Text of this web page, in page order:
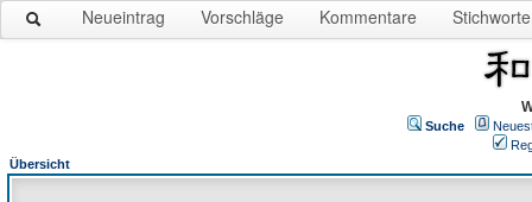
Neueintrag Vorschläge Kommentare Stichworte
Suche
Übersicht